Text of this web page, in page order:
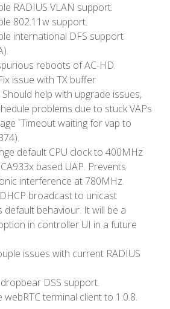
RADIUS VLAN support.
802.11w support.
international DFS support
reboots of AC-HD.
issue with TX buffer
help with upgrade issues,
problems due to stuck VAPs
`Timeout waiting for vap to
default CPU clock to 400MHz
based UAP. Prevents
interference at 780MHz.
broadcast to unicast
default behaviour. It will be a
in controller UI in a future
issues with current RADIUS
DSS support.
webRTC terminal client to 1.0.8.